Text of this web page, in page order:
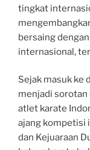
tingkat
bersaing
internasional,
Sejak masuk ke
menjadi sorotan
atlet karate
ajang kompetisi
dan Kejuaraan